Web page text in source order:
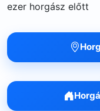
ezer horgász előtt